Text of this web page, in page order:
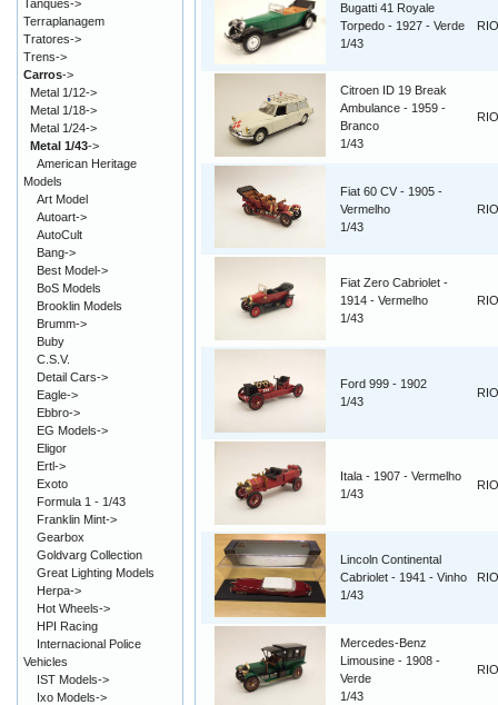
Bugatti 41 Royale
Torpedo - 1927 - Verde
1/43
RIO
Citroen ID 19 Break
Ambulance - 1959 -
Branco
1/43
RIO
Fiat 60 CV - 1905 -
Vermelho
1/43
RIO
Fiat Zero Cabriolet -
1914 - Vermelho
1/43
RIO
Ford 999 - 1902
1/43
RIO
Itala - 1907 - Vermelho
1/43
RIO
Lincoln Continental
Cabriolet - 1941 - Vinho
1/43
RIO
Mercedes-Benz
Limousine - 1908 -
Verde
1/43
RIO
Tanques->
Terraplanagem
Tratores->
Trens->
Carros->
Metal 1/12->
Metal 1/18->
Metal 1/24->
Metal 1/43->
American Heritage
Models
Art Model
Autoart->
AutoCult
Bang->
Best Model->
BoS Models
Brooklin Models
Brumm->
Buby
C.S.V.
Detail Cars->
Eagle->
Ebbro->
EG Models->
Eligor
Ertl->
Exoto
Formula 1 - 1/43
Franklin Mint->
Gearbox
Goldvarg Collection
Great Lighting Models
Herpa->
Hot Wheels->
HPI Racing
Internacional Police
Vehicles
IST Models->
Ixo Models->